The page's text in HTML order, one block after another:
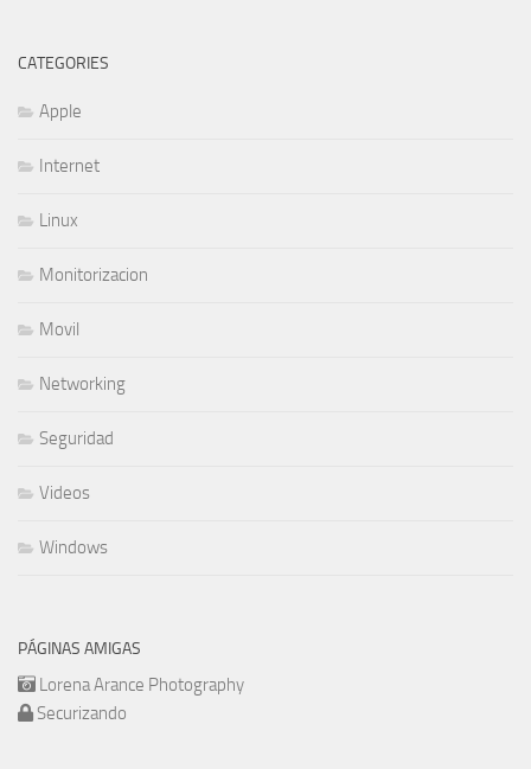
CATEGORIES
Apple
Internet
Linux
Monitorizacion
Movil
Networking
Seguridad
Videos
Windows
PÁGINAS AMIGAS
Lorena Arance Photography
Securizando